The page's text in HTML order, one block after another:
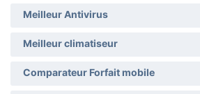
Meilleur Antivirus
Meilleur climatiseur
Comparateur Forfait mobile